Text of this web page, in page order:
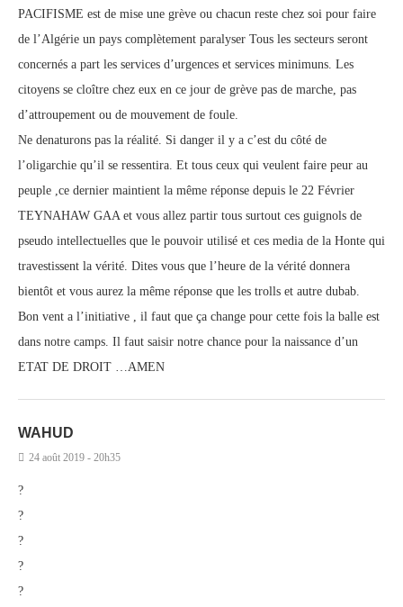
PACIFISME est de mise une grève ou chacun reste chez soi pour faire
de l’Algérie un pays complètement paralyser Tous les secteurs seront
concernés a part les services d’urgences et services minimuns. Les
citoyens se cloître chez eux en ce jour de grève pas de marche, pas
d’attroupement ou de mouvement de foule.
Ne denaturons pas la réalité. Si danger il y a c’est du côté de
l’oligarchie qu’il se ressentira. Et tous ceux qui veulent faire peur au
peuple ,ce dernier maintient la même réponse depuis le 22 Février
TEYNAHAW GAA et vous allez partir tous surtout ces guignols de
pseudo intellectuelles que le pouvoir utilisé et ces media de la Honte qui
travestissent la vérité. Dites vous que l’heure de la vérité donnera
bientôt et vous aurez la même réponse que les trolls et autre dubab.
Bon vent a l’initiative , il faut que ça change pour cette fois la balle est
dans notre camps. Il faut saisir notre chance pour la naissance d’un
ETAT DE DROIT …AMEN
WAHUD
24 août 2019 - 20h35
?
?
?
?
?